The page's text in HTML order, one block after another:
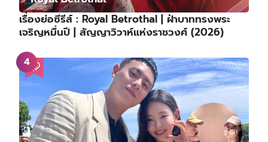
เรื่องย่อซีรีส์ : Royal Betrothal | ฝ่าบาททรงพระ
เจริญหมื่นปี | สัญญาวิวาห์แห่งราชวงศ์ (2026)